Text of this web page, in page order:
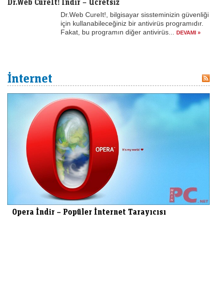
Dr.Web CureIt! İndir – Ücretsiz
Dr.Web CureIt!, bilgisayar sissteminizin güvenliği
için kullanabileceğiniz bir antivirüs programıdır.
Fakat, bu programın diğer antivirüs... DEVAMI »
İnternet
Opera İndir – Popüler İnternet Tarayıcısı